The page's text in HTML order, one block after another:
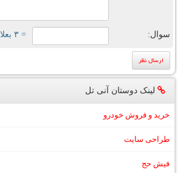
سوال: = ۳ بعلاوه ۳
لینک دوستان آنی تل
خرید و فروش خودرو
طراحی سایت
فیش حج